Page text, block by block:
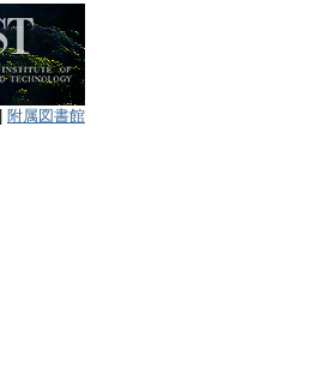
附属図書館